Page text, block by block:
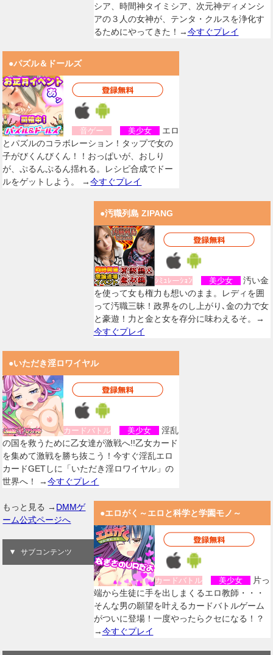
シア、時間神タイミシア、次元神ディメンシ
アの３人の女神が、テンタ・クルスを浄化す
るためにやってきた！→今すぐプレイ
●パズル＆ドールズ
音ゲー 美少女
エロ
とパズルのコラボレーション！タップで女の
子がびくんびくん！！おっぱいが、おしり
が、ぷるんぷるん揺れる。レシピ合成でドー
ルをゲットしよう。 →今すぐプレイ
●汚職列島 ZIPANG
ｼﾐｭﾚーｼｮﾝ 美少女
汚い金
を使って女も権力も想いのまま。レディを囲
って汚職三昧！政界をのし上がり､金の力で女
と豪遊！力と金と女を存分に味わえるそ。→
今すぐプレイ
●いただき淫ロワイヤル
カードバトル 美少女
淫乱
の国を救うために乙女達が激戦へ!!乙女カード
を集めて激戦を勝ち抜こう！今すぐ淫乱エロ
カードGETしに「いただき淫ロワイヤル」の
世界へ！ →今すぐプレイ
●エロがく～エロと科学と学園モノ～
カードバトル 美少女
片っ
端から生徒に手を出しまくるエロ教師・・・
そんな男の願望を叶えるカードバトルゲーム
がついに登場！一度やったらクセになる！？
→今すぐプレイ
もっと見る → DMMゲ
ーム公式ページへ
サブコンテンツ